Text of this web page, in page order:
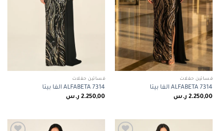
فساتين حفلات
ALFABETA 7314 الفا بيتا
2.250,00 ر.س
فساتين حفلات
ALFABETA 7314 الفا بيتا
2.250,00 ر.س